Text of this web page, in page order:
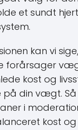
et sundt
kan vi
forårsager
kost og
på din vægt.
i
kost